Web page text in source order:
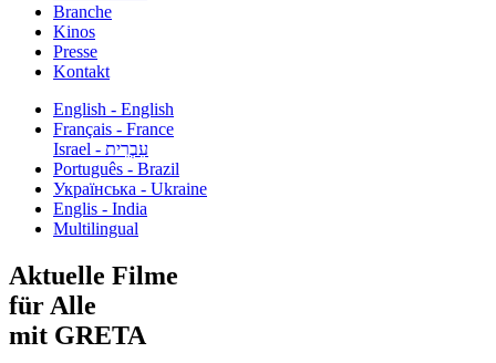
Branche
Kinos
Presse
Kontakt
English - English
Français - France
עִבְרִית - Israel
Português - Brazil
Українська - Ukraine
Englis - India
Multilingual
Aktuelle Filme
für Alle
mit GRETA